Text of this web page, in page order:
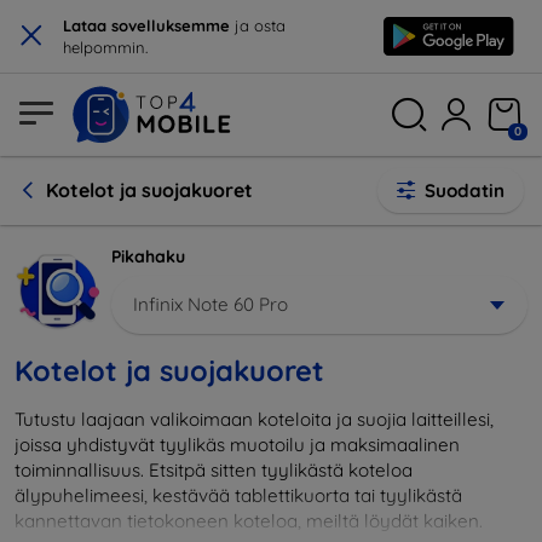
× Lataa sovelluksemme ja osta
helpommin.
0
Kotelot ja suojakuoret Suodatin
Pikahaku
Infinix Note 60 Pro
Kotelot ja suojakuoret
Tutustu laajaan valikoimaan koteloita ja suojia laitteillesi,
joissa yhdistyvät tyylikäs muotoilu ja maksimaalinen
toiminnallisuus. Etsitpä sitten tyylikästä koteloa
älypuhelimeesi, kestävää tablettikuorta tai tyylikästä
kannettavan tietokoneen koteloa, meiltä löydät kaiken.